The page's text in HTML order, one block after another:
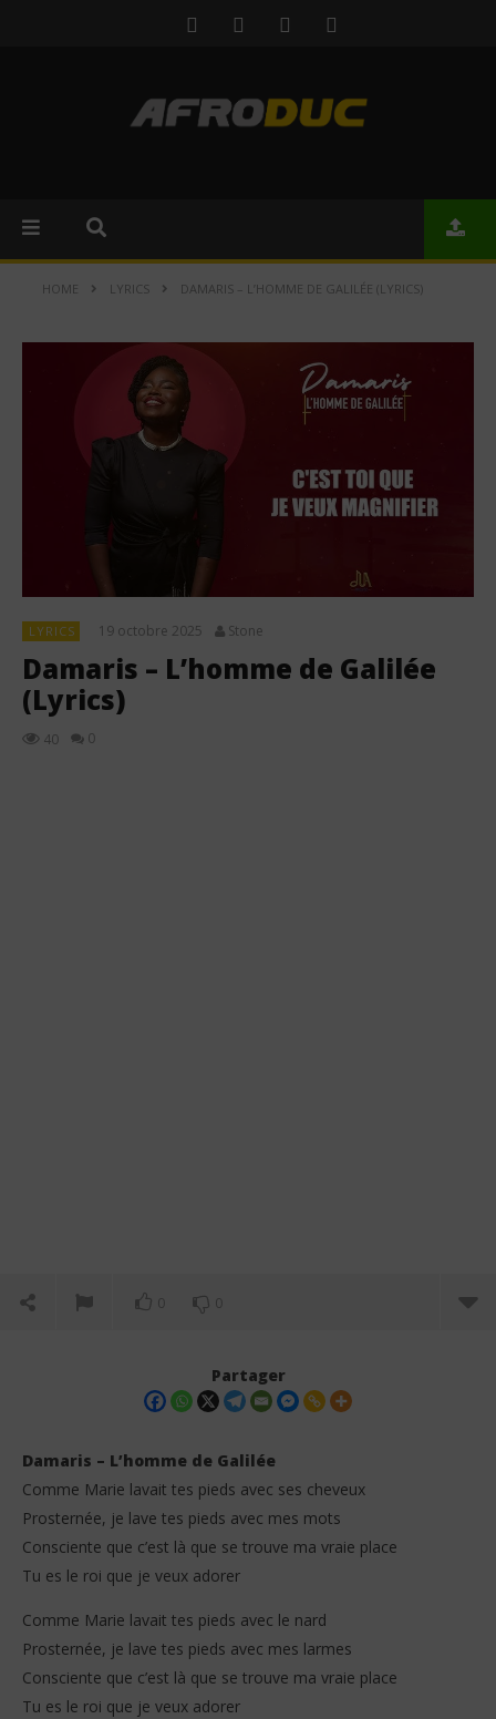
HOME LYRICS DAMARIS – L’HOMME DE GALILÉE (LYRICS)
LYRICS 19 octobre 2025 Stone
Damaris – L’homme de Galilée
(Lyrics)
40 0
0 0
NOW VIEWING
Damaris – L’homme de Galilée (Lyrics)
19
Partager
Damaris – L’homme de Galilée
Comme Marie lavait tes pieds avec ses cheveux
Prosternée, je lave tes pieds avec mes mots
Consciente que c’est là que se trouve ma vraie place
Tu es le roi que je veux adorer
Comme Marie lavait tes pieds avec le nard
Prosternée, je lave tes pieds avec mes larmes
Consciente que c’est là que se trouve ma vraie place
Tu es le roi que je veux adorer